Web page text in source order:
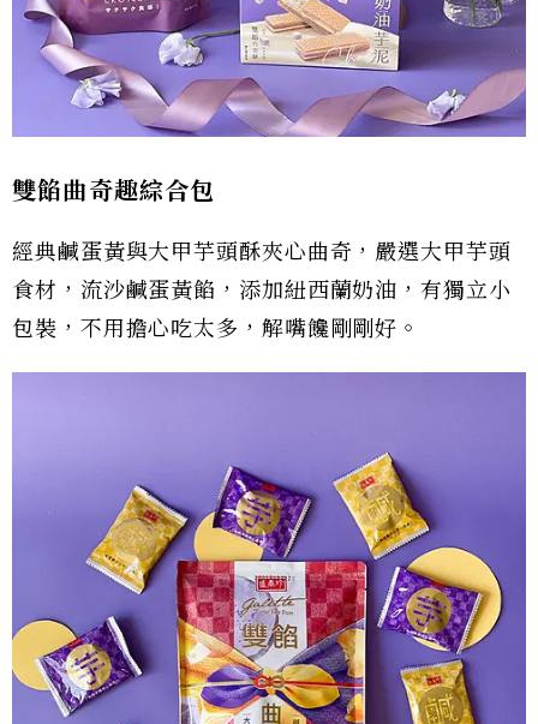
雙餡曲奇趣綜合包
經典鹹蛋黃與大甲芋頭酥夾心曲奇，嚴選大甲芋頭
食材，流沙鹹蛋黃餡，添加紐西蘭奶油，有獨立小
包裝，不用擔心吃太多，解嘴饞剛剛好。